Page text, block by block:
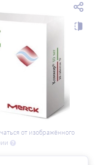
от изображённого